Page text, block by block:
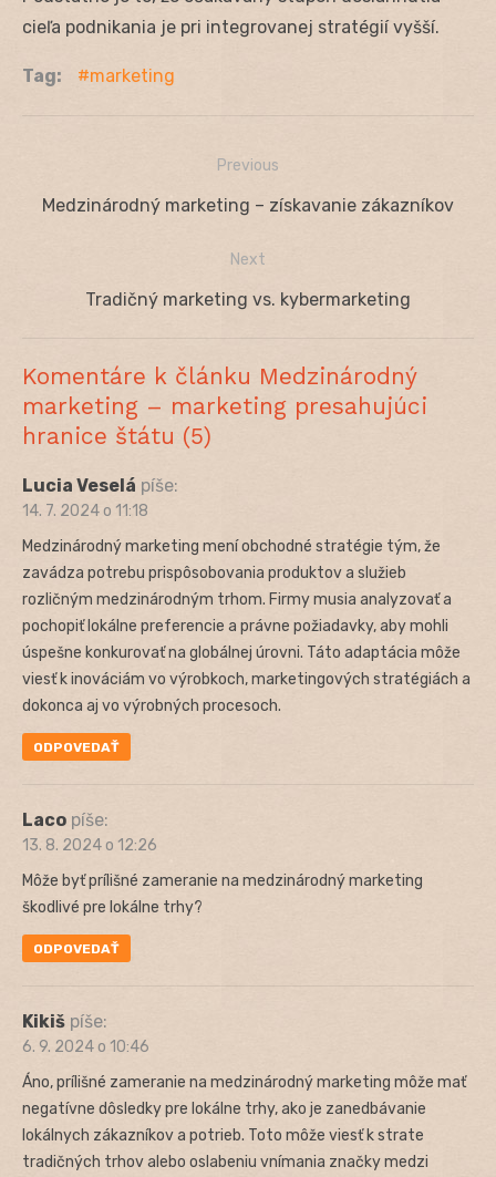
cieľa podnikania je pri integrovanej stratégií vyšší.
Tag: marketing
Navigácia
Previous
Previous
Medzinárodný marketing – získavanie zákazníkov
Next
Next
Tradičný marketing vs. kybermarketing
Komentáre k článku Medzinárodný
marketing – marketing presahujúci
hranice štátu (5)
Lucia Veselá píše:
14. 7. 2024 o 11:18
Medzinárodný marketing mení obchodné stratégie tým, že
zavádza potrebu prispôsobovania produktov a služieb
rozličným medzinárodným trhom. Firmy musia analyzovať a
pochopiť lokálne preferencie a právne požiadavky, aby mohli
úspešne konkurovať na globálnej úrovni. Táto adaptácia môže
viesť k inováciám vo výrobkoch, marketingových stratégiách a
dokonca aj vo výrobných procesoch.
ODPOVEDAŤ
Laco píše:
13. 8. 2024 o 12:26
Môže byť prílišné zameranie na medzinárodný marketing
škodlivé pre lokálne trhy?
ODPOVEDAŤ
Kikiš píše:
6. 9. 2024 o 10:46
Áno, prílišné zameranie na medzinárodný marketing môže mať
negatívne dôsledky pre lokálne trhy, ako je zanedbávanie
lokálnych zákazníkov a potrieb. Toto môže viesť k strate
tradičných trhov alebo oslabeniu vnímania značky medzi